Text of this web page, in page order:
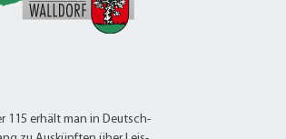
115 erhält man in Deutsch-